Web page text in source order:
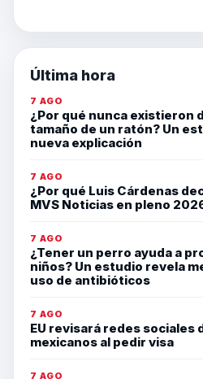
Última hora
7 AGO
¿Por qué nunca existieron
tamaño de un ratón? Un
nueva explicación
7 AGO
¿Por qué Luis Cárdenas
MVS Noticias en pleno
7 AGO
¿Tener un perro ayuda a
niños? Un estudio revela
uso de antibióticos
7 AGO
EU revisará redes sociales
mexicanos al pedir visa
7 AGO